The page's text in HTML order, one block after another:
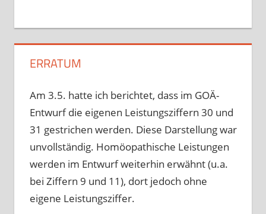
ERRATUM
Am 3.5. hatte ich berichtet, dass im GOÄ-
Entwurf die eigenen Leistungsziffern 30 und
31 gestrichen werden. Diese Darstellung war
unvollständig. Homöopathische Leistungen
werden im Entwurf weiterhin erwähnt (u.a.
bei Ziffern 9 und 11), dort jedoch ohne
eigene Leistungsziffer.